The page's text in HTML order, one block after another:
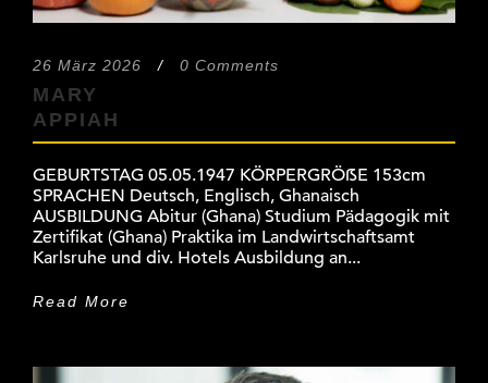
26 März 2026 / 0 Comments
MARY
APPIAH
GEBURTSTAG 05.05.1947 KÖRPERGRÖẞE 153cm
SPRACHEN Deutsch, Englisch, Ghanaisch
AUSBILDUNG Abitur (Ghana) Studium Pädagogik mit
Zertifikat (Ghana) Praktika im Landwirtschaftsamt
Karlsruhe und div. Hotels Ausbildung an...
Read More